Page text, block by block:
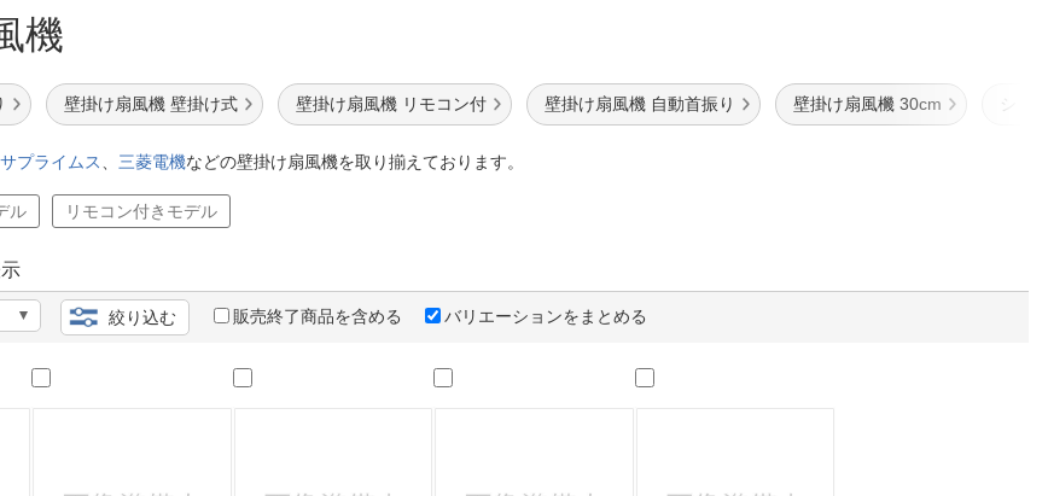
カテゴリ一覧からさがす
お客様サポート
ご利用ガイド
ご利用規約
店舗情報・店舗一覧
IR情報
機
壁掛け扇風機 壁掛け式 壁掛け扇風機 リモコン付 壁掛け扇風機 自動首振り 壁掛け扇風機 30cm
プライムス 三菱電機などの壁掛け扇風機を取り揃えております。
ル リモコン付きモデル
絞り込む 販売終了商品を含める バリエーションをまとめる